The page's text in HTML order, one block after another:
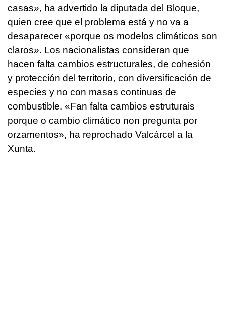
casas», ha advertido la diputada del Bloque,
quien cree que el problema está y no va a
desaparecer «porque os modelos climáticos son
claros». Los nacionalistas consideran que
hacen falta cambios estructurales, de cohesión
y protección del territorio, con diversificación de
especies y no con masas continuas de
combustible. «Fan falta cambios estruturais
porque o cambio climático non pregunta por
orzamentos», ha reprochado Valcárcel a la
Xunta.